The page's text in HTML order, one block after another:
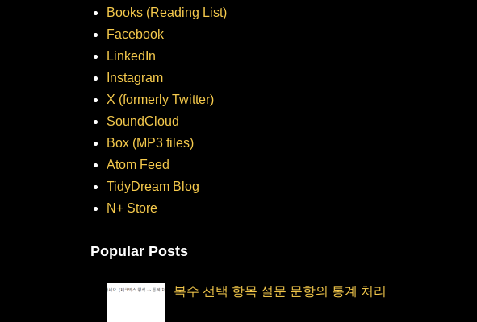
Books (Reading List)
Facebook
LinkedIn
Instagram
X (formerly Twitter)
SoundCloud
Box (MP3 files)
Atom Feed
TidyDream Blog
N+ Store
Popular Posts
복수 선택 항목 설문 문항의 통계 처리